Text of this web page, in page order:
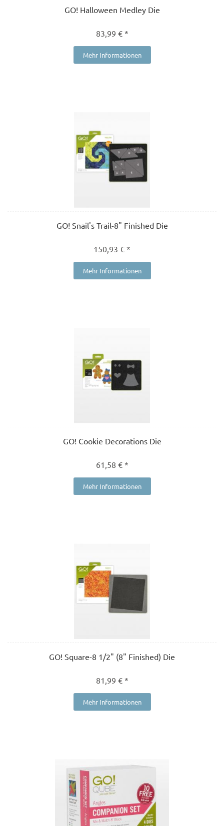
GO! Halloween Medley Die
83,99 € *
Mehr Informationen
GO! Snail's Trail-8" Finished Die
150,93 € *
Mehr Informationen
GO! Cookie Decorations Die
61,58 € *
Mehr Informationen
GO! Square-8 1/2" (8" Finished) Die
81,99 € *
Mehr Informationen